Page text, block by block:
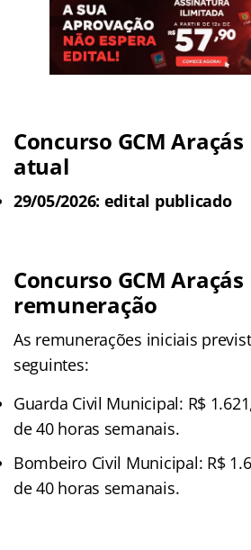
Concurso GCM
atual
29/05/2026: edital publicado
Concurso GCM Araçás
remuneração
As remunerações iniciais
seguintes:
Guarda Civil Municipal: R$
de 40 horas semanais.
Bombeiro Civil Municipal: R$
de 40 horas semanais.